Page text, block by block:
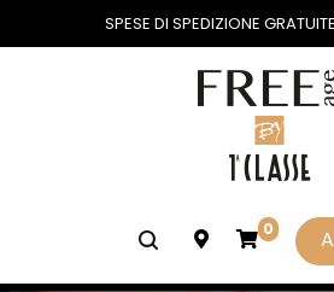
SPESE DI SPEDIZIONE
0